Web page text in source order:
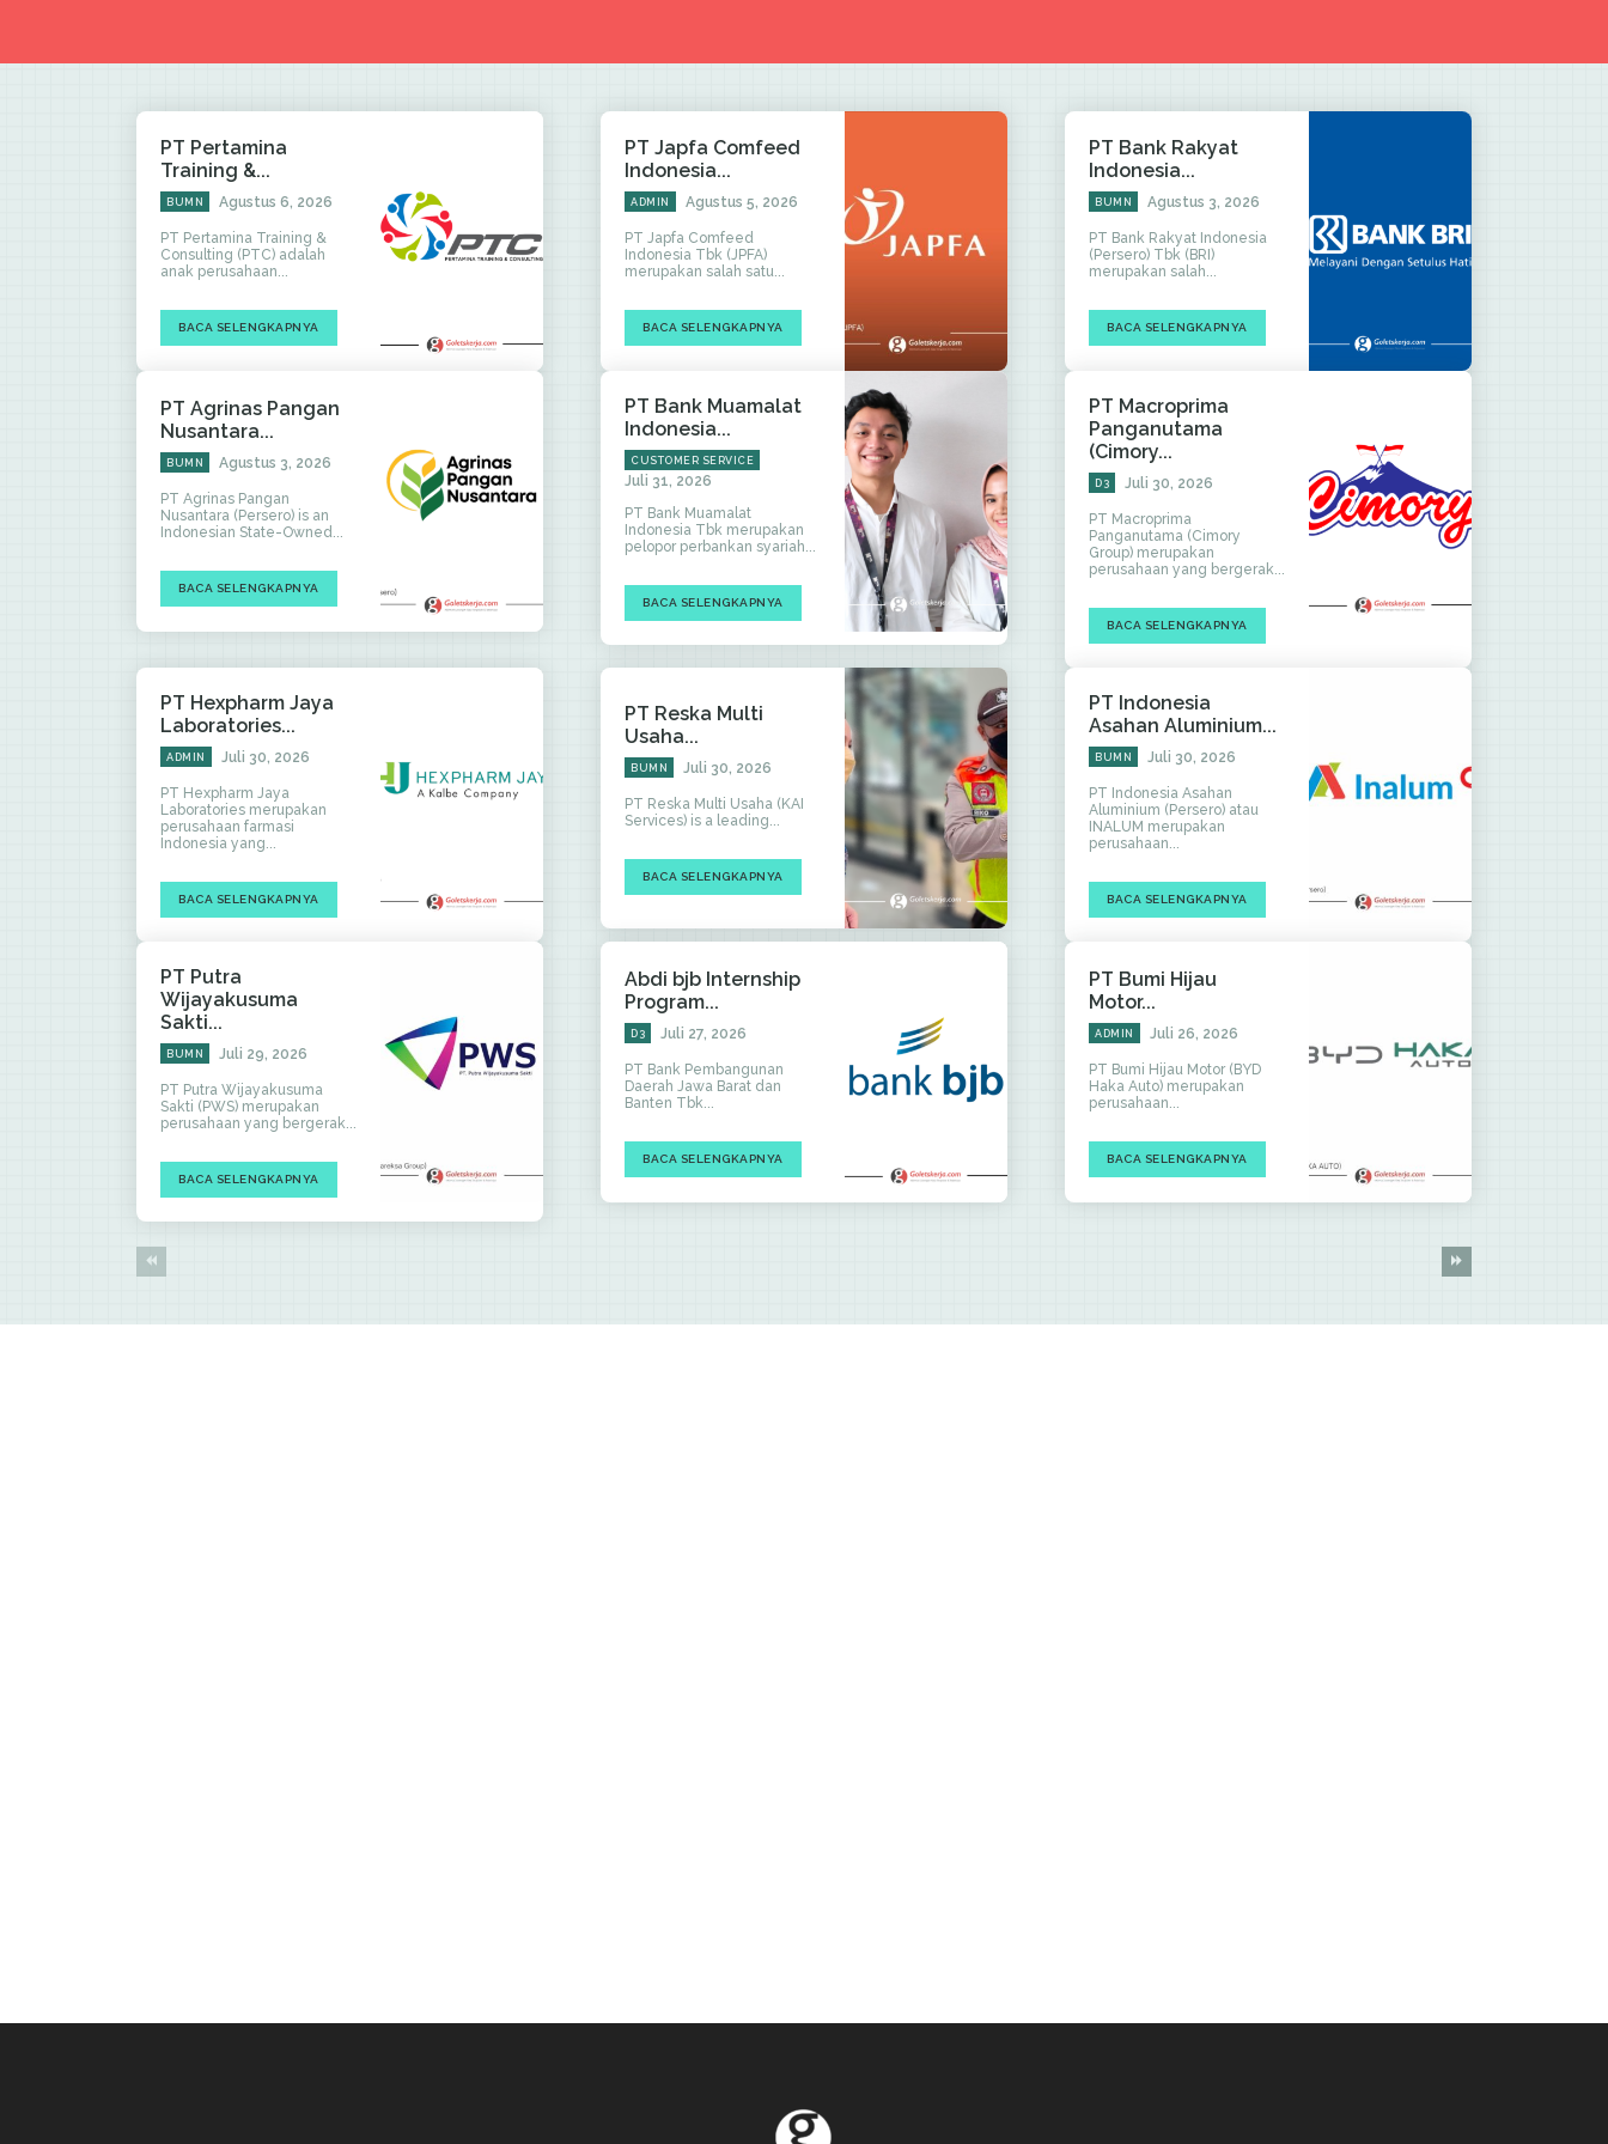
PT Pertamina
Training &...
BUMN Agustus 6, 2026
PT Pertamina Training &
Consulting (PTC) adalah
anak perusahaan...
BACA SELENGKAPNYA
PT Japfa Comfeed
Indonesia...
ADMIN Agustus 5, 2026
PT Japfa Comfeed
Indonesia Tbk (JPFA)
merupakan salah satu...
BACA SELENGKAPNYA
PT Bank Rakyat
Indonesia...
BUMN Agustus 3, 2026
PT Bank Rakyat Indonesia
(Persero) Tbk (BRI)
merupakan salah...
BACA SELENGKAPNYA
PT Agrinas Pangan
Nusantara...
BUMN Agustus 3, 2026
PT Agrinas Pangan
Nusantara (Persero) is an
Indonesian State-Owned...
BACA SELENGKAPNYA
PT Bank Muamalat
Indonesia...
CUSTOMER SERVICE
Juli 31, 2026
PT Bank Muamalat
Indonesia Tbk merupakan
pelopor perbankan syariah...
BACA SELENGKAPNYA
PT Macroprima
Panganutama
(Cimory...
D3 Juli 30, 2026
PT Macroprima
Panganutama (Cimory
Group) merupakan
perusahaan yang bergerak...
BACA SELENGKAPNYA
PT Hexpharm Jaya
Laboratories...
ADMIN Juli 30, 2026
PT Hexpharm Jaya
Laboratories merupakan
perusahaan farmasi
Indonesia yang...
BACA SELENGKAPNYA
PT Reska Multi
Usaha...
BUMN Juli 30, 2026
PT Reska Multi Usaha (KAI
Services) is a leading...
BACA SELENGKAPNYA
PT Indonesia
Asahan Aluminium...
BUMN Juli 30, 2026
PT Indonesia Asahan
Aluminium (Persero) atau
INALUM merupakan
perusahaan...
BACA SELENGKAPNYA
PT Putra
Wijayakusuma
Sakti...
BUMN Juli 29, 2026
PT Putra Wijayakusuma
Sakti (PWS) merupakan
perusahaan yang bergerak...
BACA SELENGKAPNYA
Abdi bjb Internship
Program...
D3 Juli 27, 2026
PT Bank Pembangunan
Daerah Jawa Barat dan
Banten Tbk...
BACA SELENGKAPNYA
PT Bumi Hijau
Motor...
ADMIN Juli 26, 2026
PT Bumi Hijau Motor (BYD
Haka Auto) merupakan
perusahaan...
BACA SELENGKAPNYA